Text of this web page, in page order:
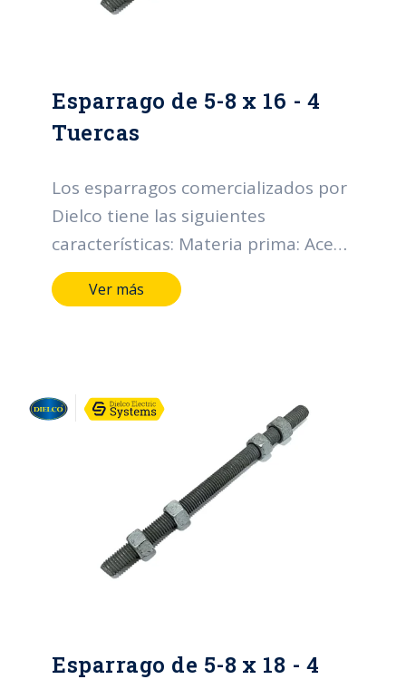
Esparrago de 5-8 x 16 - 4
Tuercas
Los esparragos comercializados por
Dielco tiene las siguientes
características: Materia prima: Acero
SAE 1010-1020 Diámetro nominal
rosca UNC (D) (pulgadas): Desde 1/2
caliente. Espesor mínimo individual
(micras): 43. Espesor mínimo
promedio (micras): 53. Grado de
recubrimiento: High grade. Normas:
NTC y RETIE.
Ver más
Esparrago de 5-8 x 18 - 4